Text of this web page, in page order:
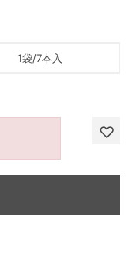
1袋/7本入